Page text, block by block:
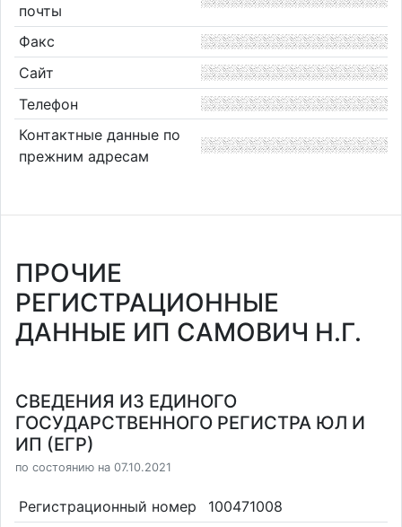
почты
Факс
Сайт
Телефон
Контактные данные по
прежним адресам
ПРОЧИЕ
РЕГИСТРАЦИОННЫЕ
ДАННЫЕ ИП САМОВИЧ Н.Г.
СВЕДЕНИЯ ИЗ ЕДИНОГО
ГОСУДАРСТВЕННОГО РЕГИСТРА ЮЛ И
ИП (ЕГР)
по состоянию на 07.10.2021
Регистрационный номер
100471008